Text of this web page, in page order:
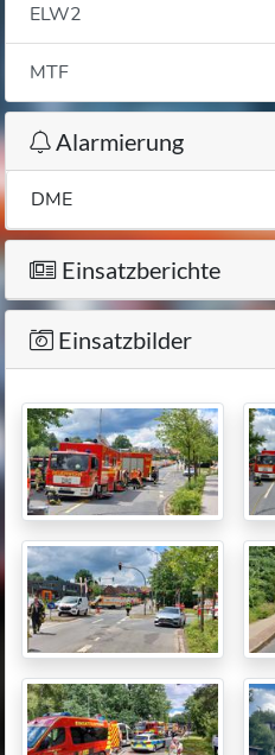
ELW2
MTF
Alarmierung
DME
Einsatzberichte
Einsatzbilder